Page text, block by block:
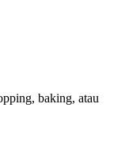
baking, atau